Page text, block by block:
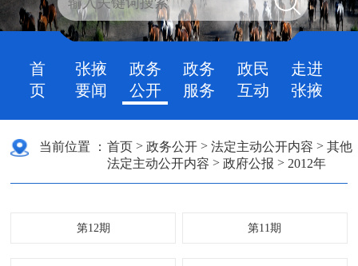
首
页
张掖
要闻
政务
公开
政务
服务
政民
互动
走进
张掖
当前位置 ： 首页 >政务公开 >法定主动公开内容 >其他
法定主动公开内容 >政府公报 > 2012年
第12期 第11期